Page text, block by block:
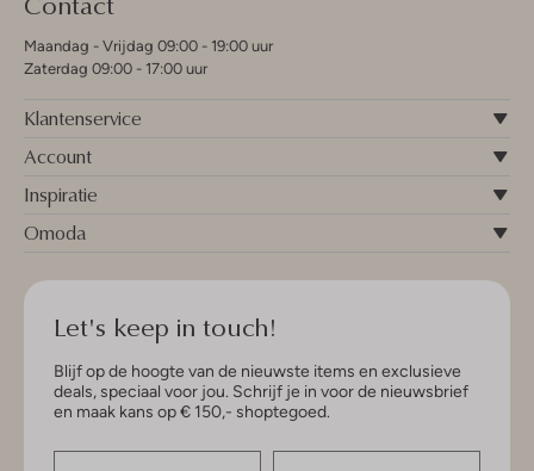
Maandag - Vrijdag 09:00 - 19:00 uur
Zaterdag 09:00 - 17:00 uur
Klantenservice
Account
Inspiratie
Omoda
Let's keep in touch!
Blijf op de hoogte van de nieuwste items en exclusieve
deals, speciaal voor jou. Schrijf je in voor de nieuwsbrief
en maak kans op € 150,- shoptegoed.